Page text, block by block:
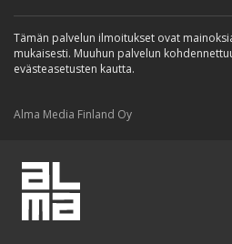
Tämän palvelun ilmoitukset ovat
mukaisesti. Muuhun palvelun
evästeasetusten kautta.
Alma Media Finland Oy